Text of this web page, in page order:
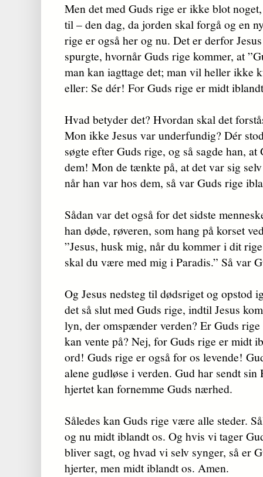
Men det med Guds rige er ikke blot
til – den dag, da jorden skal forgå og en
rige er også her og nu. Det er derfor
spurgte, hvornår Guds rige kommer, at
man kan iagttage det; man vil heller ikke
eller: Se dér! For Guds rige er midt
Hvad betyder det? Hvordan skal det
Mon ikke Jesus var underfundig? Dér
søgte efter Guds rige, og så sagde han,
dem! Mon de tænkte på, at det var sig
når han var hos dem, så var Guds rige
Sådan var det også for det sidste
han døde, røveren, som hang på korset
”Jesus, husk mig, når du kommer i dit
skal du være med mig i Paradis.” Så var
Og Jesus nedsteg til dødsriget og opstod
det så slut med Guds rige, indtil Jesus
lyn, der omspænder verden? Er Guds
kan vente på? Nej, for Guds rige er midt
ord! Guds rige er også for os levende!
alene gudløse i verden. Gud har sendt
hjertet kan fornemme Guds nærhed.
Således kan Guds rige være alle steder.
og nu midt iblandt os. Og hvis vi tager
bliver sagt, og hvad vi selv synger, så er
hjerter, men midt iblandt os. Amen.